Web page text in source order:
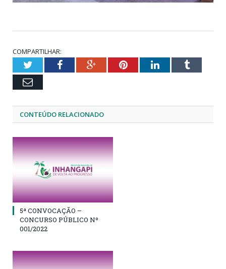
COMPARTILHAR:
TwitterFacebookGoogle+PinterestLinkedInTumblr
Email
CONTEÚDO RELACIONADO
5ª CONVOCAÇÃO –
CONCURSO PÚBLICO Nº
001/2022